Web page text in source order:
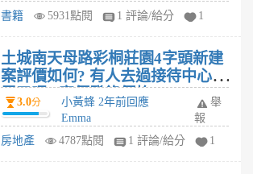
書籍
5931點閱 1 評論/給分 1
土城南天母路彩桐莊園4字頭新建
案評價如何? 有人去過接待中心賞
屋了嗎? 實價登錄價格?
3.0分
小黃蜂 2年前回應
Emma
舉
報
房地產
4787點閱 1 評論/給分 1